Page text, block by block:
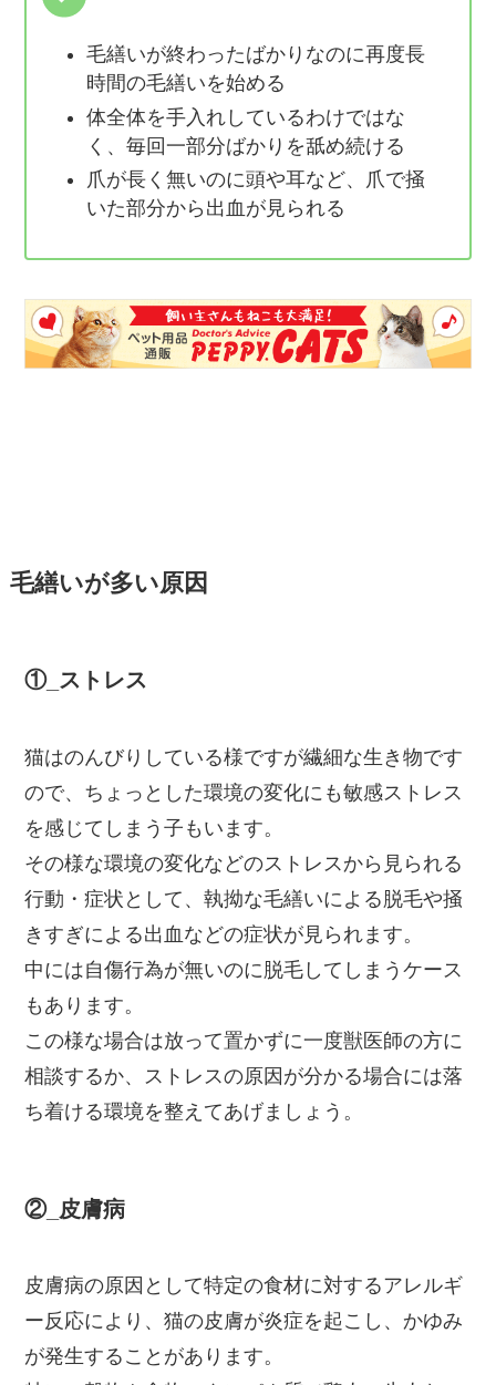
毛繕いが終わったばかりなのに再度長
時間の毛繕いを始める
体全体を手入れしているわけではな
く、毎回一部分ばかりを舐め続ける
爪が長く無いのに頭や耳など、爪で掻
いた部分から出血が見られる
毛繕いが多い原因
①_ストレス
猫はのんびりしている様ですが繊細な生き物です
ので、ちょっとした環境の変化にも敏感ストレス
を感じてしまう子もいます。
その様な環境の変化などのストレスから見られる
行動・症状として、執拗な毛繕いによる脱毛や掻
きすぎによる出血などの症状が見られます。
中には自傷行為が無いのに脱毛してしまうケース
もあります。
この様な場合は放って置かずに一度獣医師の方に
相談するか、ストレスの原因が分かる場合には落
ち着ける環境を整えてあげましょう。
②_皮膚病
皮膚病の原因として特定の食材に対するアレルギ
ー反応により、猫の皮膚が炎症を起こし、かゆみ
が発生することがあります。